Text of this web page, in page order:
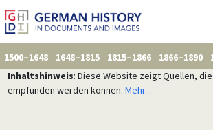
1500–1648 1648–1815 1815–1866 1866–1890
Inhaltshinweis: Diese Website zeigt Quellen,
empfunden werden können. Mehr...